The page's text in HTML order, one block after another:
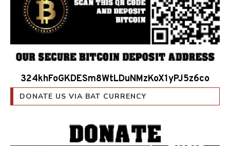
324khFoGKDESm8WtLDuNMzKoX1yPJ5z6co
DONATE US VIA BAT CURRENCY